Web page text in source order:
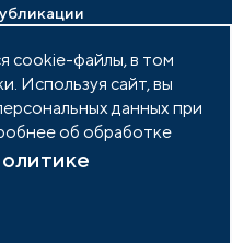
в личный кабинет
cookie-файлы, в том
Используя сайт, вы
данных при
об обработке